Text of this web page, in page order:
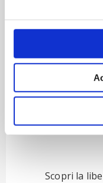
Scopri la